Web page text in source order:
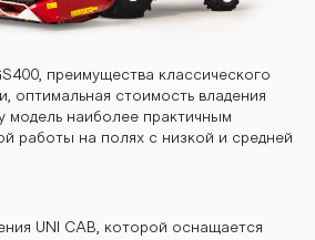
gs
преимущества классического
оптимальная стоимость владения
модель наиболее практичным
работы на полях с низкой и средней
UNI САВ, которой оснащается